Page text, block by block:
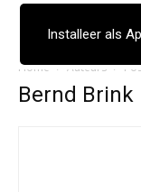
Home Auteurs
Bernd Brink
Installeer als